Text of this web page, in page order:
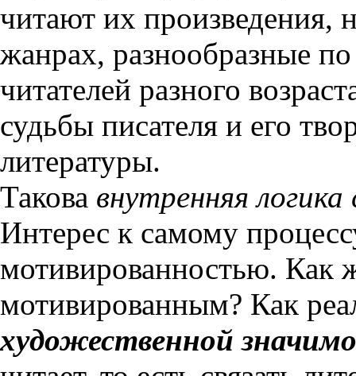
читают их произведения,
жанрах, разнообразные
читателей разного
судьбы писателя и его
литературы.
Такова внутренняя
Интерес к самому
мотивированностью. Как
мотивированным? Как
художественной